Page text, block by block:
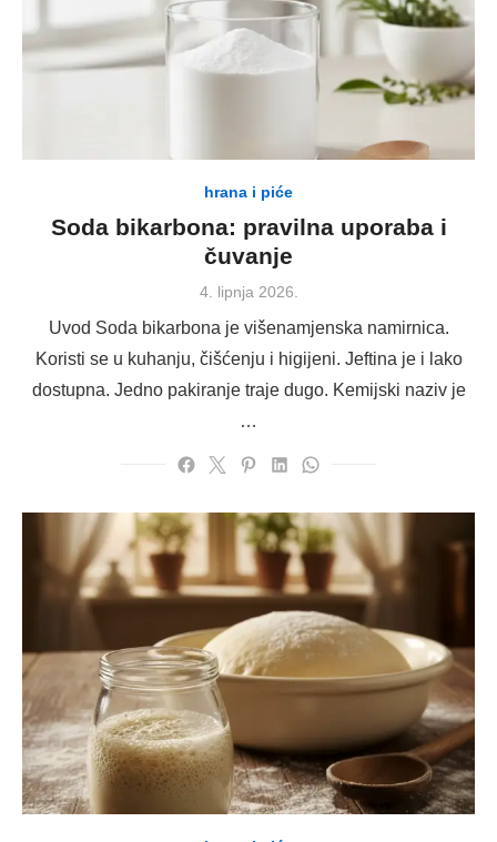
hrana i piće
Soda bikarbona: pravilna uporaba i
čuvanje
Posted
4. lipnja 2026.
Uvod Soda bikarbona je višenamjenska namirnica.
Koristi se u kuhanju, čišćenju i higijeni. Jeftina je i lako
dostupna. Jedno pakiranje traje dugo. Kemijski naziv je
…